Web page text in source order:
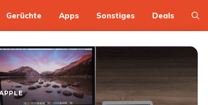
Gerüchte Apps Sonstiges Deals